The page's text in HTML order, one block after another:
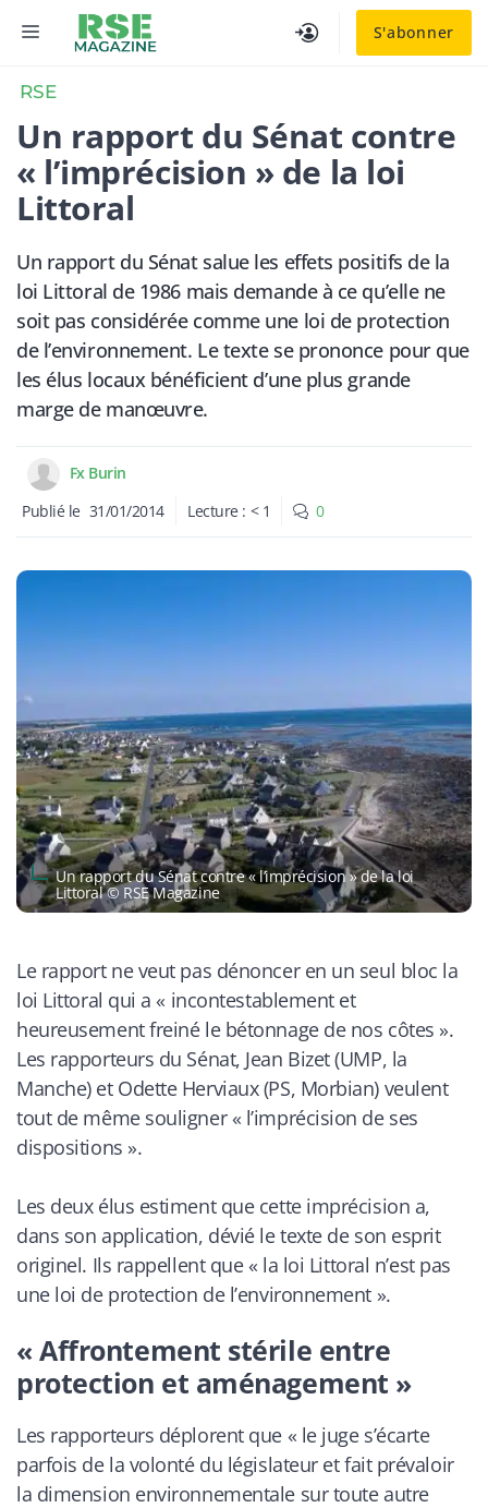
S'abonner
MENU
RSE
Un rapport du Sénat contre
« l’imprécision » de la loi
Littoral
Un rapport du Sénat salue les effets positifs de la
loi Littoral de 1986 mais demande à ce qu’elle ne
soit pas considérée comme une loi de protection
de l’environnement. Le texte se prononce pour que
les élus locaux bénéficient d’une plus grande
marge de manœuvre.
Fx Burin
Publié le 31/01/2014 Lecture : < 1 0
Un rapport du Sénat contre « l’imprécision » de la loi
Littoral © RSE Magazine
Le rapport ne veut pas dénoncer en un seul bloc la
loi Littoral qui a « incontestablement et
heureusement freiné le bétonnage de nos côtes ».
Les rapporteurs du Sénat, Jean Bizet (UMP, la
Manche) et Odette Herviaux (PS, Morbian) veulent
tout de même souligner « l’imprécision de ses
dispositions ».
Les deux élus estiment que cette imprécision a,
dans son application, dévié le texte de son esprit
originel. Ils rappellent que « la loi Littoral n’est pas
une loi de protection de l’environnement ».
« Affrontement stérile entre
protection et aménagement »
Les rapporteurs déplorent que « le juge s’écarte
parfois de la volonté du législateur et fait prévaloir
la dimension environnementale sur toute autre